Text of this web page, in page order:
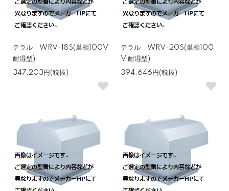
テラル WRV-18S(単相100V
耐湿型)
347,203円(税抜)
テラル WRV-20S(単相100
V 耐湿型)
394,646円(税抜)